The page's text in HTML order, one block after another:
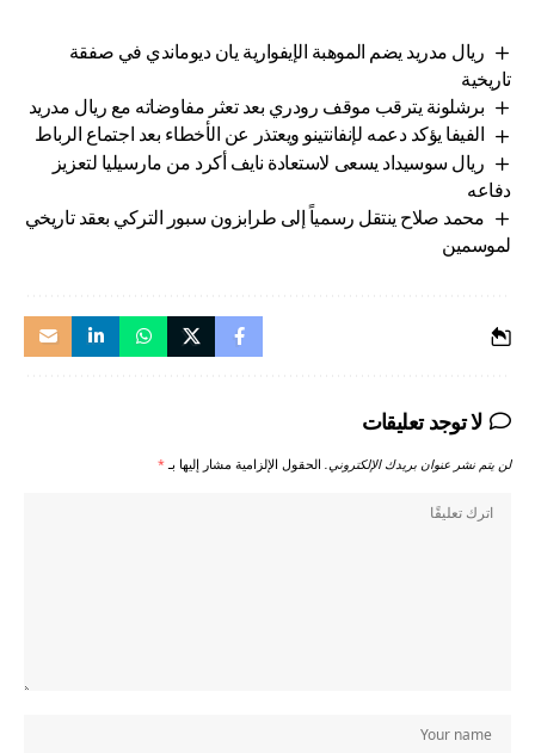
ريال مدريد يضم الموهبة الإيفوارية يان ديوماندي في صفقة
تاريخية
برشلونة يترقب موقف رودري بعد تعثر مفاوضاته مع ريال مدريد
الفيفا يؤكد دعمه لإنفانتينو ويعتذر عن الأخطاء بعد اجتماع الرباط
ريال سوسيداد يسعى لاستعادة نايف أكرد من مارسيليا لتعزيز
دفاعه
محمد صلاح ينتقل رسمياً إلى طرابزون سبور التركي بعقد تاريخي
لموسمين
لا توجد تعليقات
لن يتم نشر عنوان بريدك الإلكتروني. الحقول الإلزامية مشار إليها بـ*